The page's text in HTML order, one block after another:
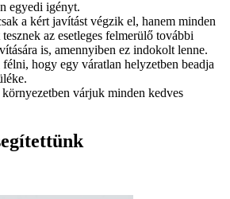
egyedi igényt.
a kért javítást végzik el, hanem minden
az esetleges felmerülő további
is, amennyiben ez indokolt lenne.
hogy egy váratlan helyzetben beadja
várjuk minden kedves